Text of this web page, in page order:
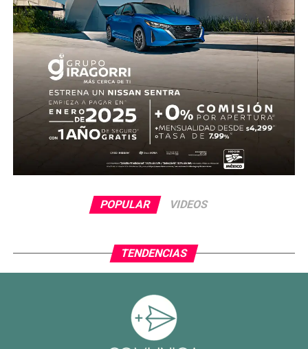
quien sacó un potente disparo al ángulo para firmar el 2-
0.
Antes del descanso, el arquero Luis Ángel “Tala” Rangel
evitó el descuento con una gran atajada, manteniendo la
ventaja para el conjunto tricolor.
En la segunda mitad, Ecuador adelantó líneas y buscó
reaccionar con cambios ofensivos, pero careció de
claridad frente al arco. México, por su parte, optó por
administrar la ventaja y buscar espacios al contragolpe.
El cierre del partido incluyó la expulsión de Piero
Hincapié en tiempo agregado, tras una revisión del VAR,
Con este resultado, México no solo avanza de ronda, sino
que también deja atrás una larga racha negativa en
partidos decisivos, ilusionando a su afición con un equipo
que combina orden, intensidad y contundencia.
POPULAR VIDEOS
TENDENCIAS